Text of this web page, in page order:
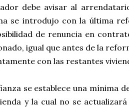
debe avisar al
se introdujo con la última
de renuncia en
igual que antes de la
con las restantes
se establece una mínima
y la cual no se